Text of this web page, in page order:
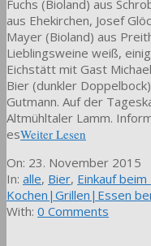
Fuchs (Bioland) aus
aus Ehekirchen, Josef
Mayer (Bioland) aus
Lieblingsweine weiß,
Eichstätt mit Gast
Bier (dunkler
Gutmann. Auf der
Altmühltaler Lamm.
esWeiter Lesen
2015-
11-
23
On: 23. November 2015
In: alle, Bier, Einkauf
Kochen|Grillen|Essen
With: 0 Comments